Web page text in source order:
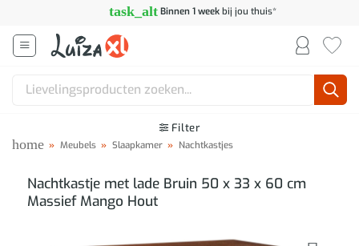
inhoud
task_alt Binnen 1 weekbij jou thuis*
Zoeken
Filter
home » Meubels » Slaapkamer » Nachtkastjes
Nachtkastje met lade Bruin 50 x 33 x 60 cm
Massief Mango Hout